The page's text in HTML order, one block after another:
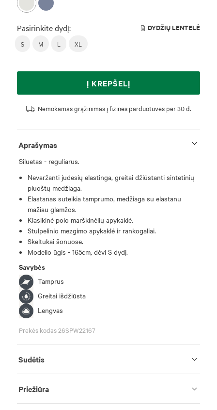
Pasirinkite dydį: DYDŽIŲ LENTELĖ
S M L XL
Į KREPŠELĮ
Nemokamas grąžinimas į fizines parduotuves per 30 d.
Aprašymas
Siluetas - reguliarus.
Nevaržanti judesių elastinga, greitai džiūstanti sintetinių
pluoštų medžiaga.
Elastanas suteikia tamprumo, medžiaga su elastanu
mažiau glamžos.
Klasikinė polo marškinėlių apykaklė.
Stulpelinio mezgimo apykaklė ir rankogaliai.
Skeltukai šonuose.
Modelio ūgis - 165cm, dėvi S dydį.
Savybės
Tamprus
Greitai išdžiūsta
Lengvas
Prekės kodas 26SPW22167
Sudėtis
Priežiūra